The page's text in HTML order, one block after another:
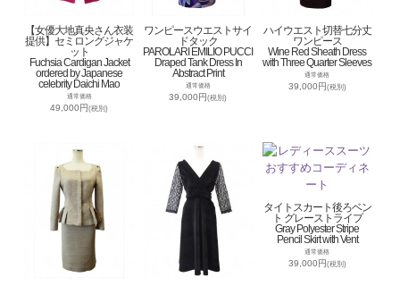
【女優大地真央さん衣装
提供】セミロングジャケ
ット
Fuchsia Cardigan Jacket
ordered by Japanese
celebrity Daichi Mao
通常価格
49,000円(税別)
ワンピースウエストサイ
ドタック
PAROLARI EMILIO PUCCI
Draped Tank Dress In
Abstract Print
通常価格
39,000円(税別)
ハイウエスト切替七分丈
ワンピース
Wine Red Sheath Dress
with Three Quarter Sleeves
通常価格
39,000円(税別)
タイトスカート後ろベン
ト グレーストライプ
Gray Polyester Stripe
Pencil Skirt with Vent
通常価格
39,000円(税別)